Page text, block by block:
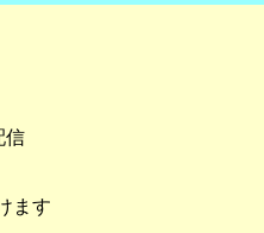
信
ます